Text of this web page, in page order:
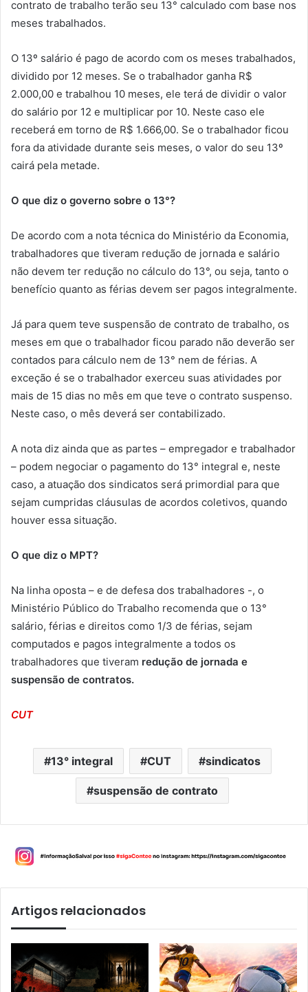
contrato de trabalho terão seu 13° calculado com base nos
meses trabalhados.
O 13º salário é pago de acordo com os meses trabalhados,
dividido por 12 meses. Se o trabalhador ganha R$
2.000,00 e trabalhou 10 meses, ele terá de dividir o valor
do salário por 12 e multiplicar por 10. Neste caso ele
receberá em torno de R$ 1.666,00. Se o trabalhador ficou
fora da atividade durante seis meses, o valor do seu 13º
cairá pela metade.
O que diz o governo sobre o 13°?
De acordo com a nota técnica do Ministério da Economia,
trabalhadores que tiveram redução de jornada e salário
não devem ter redução no cálculo do 13°, ou seja, tanto o
benefício quanto as férias devem ser pagos integralmente.
Já para quem teve suspensão de contrato de trabalho, os
meses em que o trabalhador ficou parado não deverão ser
contados para cálculo nem de 13° nem de férias. A
exceção é se o trabalhador exerceu suas atividades por
mais de 15 dias no mês em que teve o contrato suspenso.
Neste caso, o mês deverá ser contabilizado.
A nota diz ainda que as partes – empregador e trabalhador
– podem negociar o pagamento do 13° integral e, neste
caso, a atuação dos sindicatos será primordial para que
sejam cumpridas cláusulas de acordos coletivos, quando
houver essa situação.
O que diz o MPT?
Na linha oposta – e de defesa dos trabalhadores -, o
Ministério Público do Trabalho recomenda que o 13°
salário, férias e direitos como 1/3 de férias, sejam
computados e pagos integralmente a todos os
trabalhadores que tiveram redução de jornada e
suspensão de contratos.
CUT
13° integral CUT sindicatos
suspensão de contrato
Artigos relacionados